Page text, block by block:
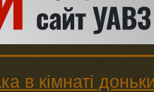
в кімнаті